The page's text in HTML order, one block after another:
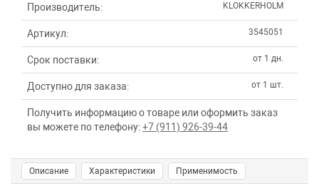
Производитель: KLOKKERHOLM
Артикул: 3545051
Срок поставки: от 1 дн.
Доступно для заказа: от 1 шт.
Получить информацию о товаре или оформить заказ
вы можете по телефону:+7 (911) 926-39-44
Описание Характеристики Применимость